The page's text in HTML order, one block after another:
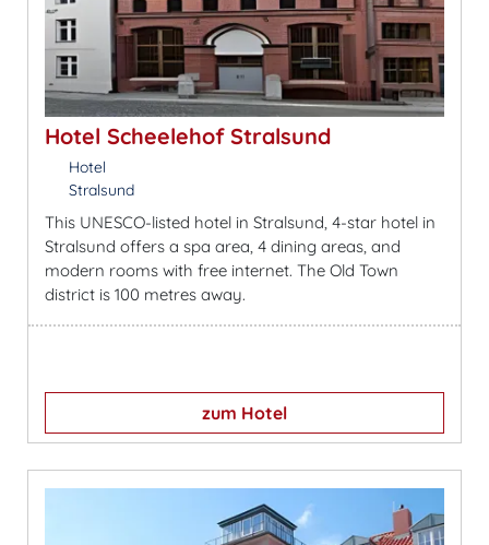
Hotel Scheelehof Stralsund
Hotel
Stralsund
This UNESCO-listed hotel in Stralsund, 4-star hotel in
Stralsund offers a spa area, 4 dining areas, and
modern rooms with free internet. The Old Town
district is 100 metres away.
zum Hotel